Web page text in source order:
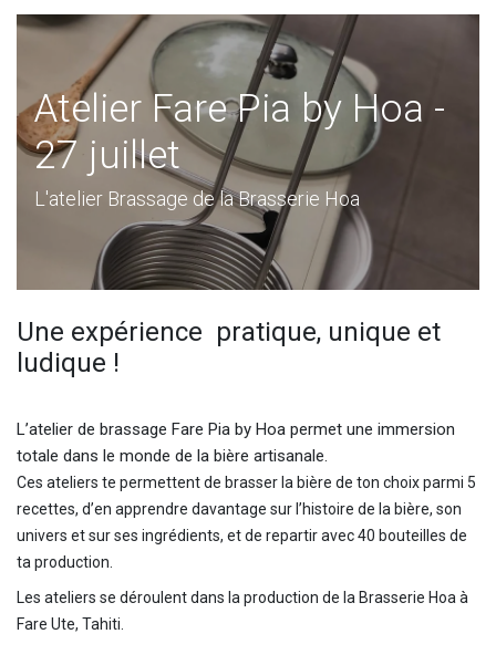
Atelier Fare Pia by Hoa -
27 juillet
L'atelier Brassage de la Brasserie Hoa
Une expérience pratique, unique et
ludique !
L’atelier de brassage Fare Pia by Hoa permet une immersion
totale dans le monde de la bière artisanale.
Ces ateliers te permettent de brasser la bière de ton choix parmi 5
recettes, d’en apprendre davantage sur l’histoire de la bière, son
univers et sur ses ingrédients, et de repartir avec 40 bouteilles de
ta production.
Les ateliers se déroulent dans la production de la Brasserie Hoa à
Fare Ute, Tahiti.